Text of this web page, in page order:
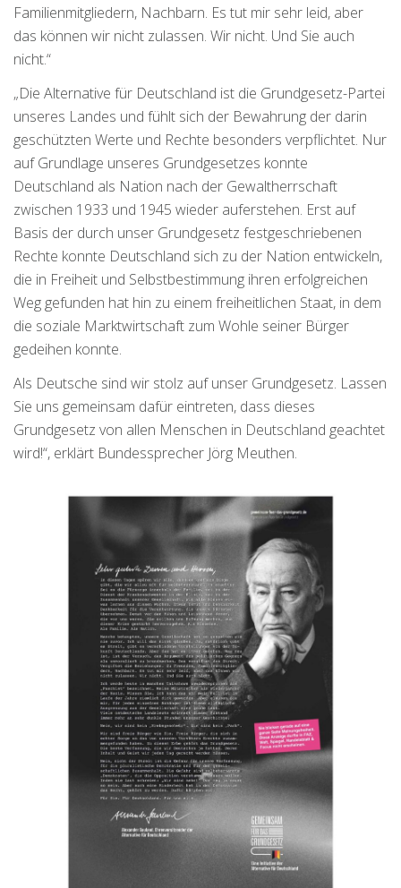
Familienmitgliedern, Nachbarn. Es tut mir sehr leid, aber
das können wir nicht zulassen. Wir nicht. Und Sie auch
nicht.“
„Die Alternative für Deutschland ist die Grundgesetz-Partei
unseres Landes und fühlt sich der Bewahrung der darin
geschützten Werte und Rechte besonders verpflichtet. Nur
auf Grundlage unseres Grundgesetzes konnte
Deutschland als Nation nach der Gewaltherrschaft
zwischen 1933 und 1945 wieder auferstehen. Erst auf
Basis der durch unser Grundgesetz festgeschriebenen
Rechte konnte Deutschland sich zu der Nation entwickeln,
die in Freiheit und Selbstbestimmung ihren erfolgreichen
Weg gefunden hat hin zu einem freiheitlichen Staat, in dem
die soziale Marktwirtschaft zum Wohle seiner Bürger
gedeihen konnte.
Als Deutsche sind wir stolz auf unser Grundgesetz. Lassen
Sie uns gemeinsam dafür eintreten, dass dieses
Grundgesetz von allen Menschen in Deutschland geachtet
wird!“, erklärt Bundessprecher Jörg Meuthen.